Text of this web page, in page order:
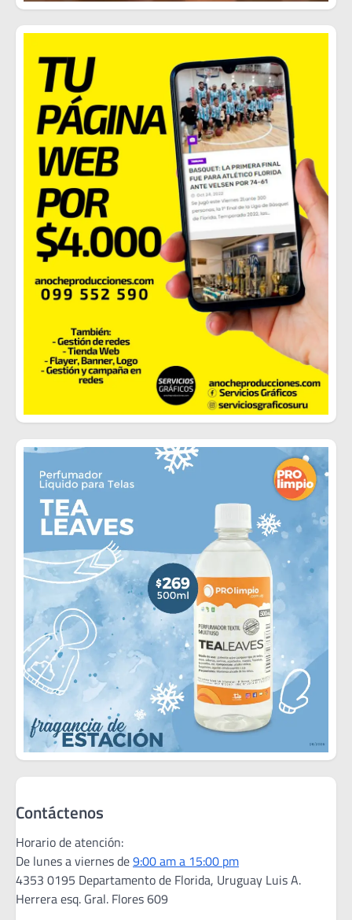
Contáctenos
Horario de atención:
De lunes a viernes de9:00 am a 15:00 pm
4353 0195 Departamento de Florida, Uruguay Luis A.
Herrera esq. Gral. Flores 609